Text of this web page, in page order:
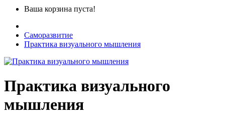
Ваша корзина пуста!
Саморазвитие
Практика визуального мышления
Практика визуального
мышления